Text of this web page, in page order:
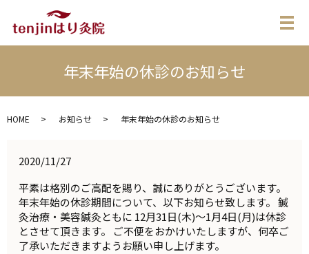
メ
年末年始の休診のお知らせ
HOME お知らせ 年末年始の休診のお知らせ
2020/11/27
平素は格別のご高配を賜り、誠にありがとうございます。
年末年始の休診期間について、以下お知らせ致します。 鍼
灸治療・美容鍼灸ともに 12月31日(木)～1月4日(月)は休診
とさせて頂きます。 ご不便をおかけいたしますが、何卒ご
了承いただきますようお願い申し上げます。